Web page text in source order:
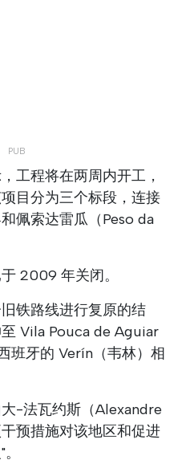
工程将在两周内开工，
目分为三个标段，连接
佩索达雷瓜（Peso da
2009 年关闭。
铁路线进行复原的结
Vila Pouca de Aguiar
班牙的 Verín（韦林）相
-法瓦约斯（Alexandre
预措施对该地区和促进